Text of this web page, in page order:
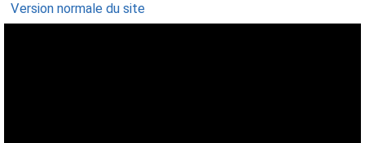
Version normale du site